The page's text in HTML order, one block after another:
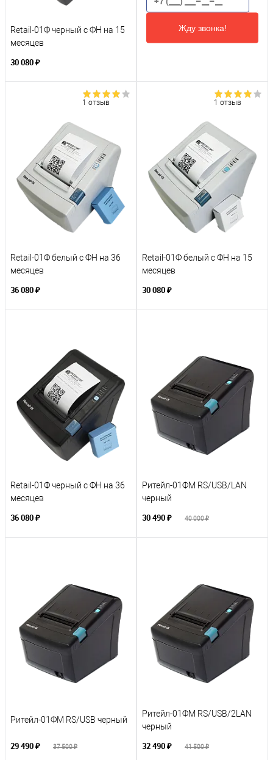
Retail-01Ф черный с ФН на 15
месяцев
30 080 ₽
Жду звонка!
1 отзыв
Retail-01Ф белый с ФН на 36
месяцев
36 080 ₽
1 отзыв
Retail-01Ф белый с ФН на 15
месяцев
30 080 ₽
Retail-01Ф черный с ФН на 36
месяцев
36 080 ₽
Ритейл-01ФМ RS/USB/LAN
черный
30 490 ₽ 40 000 ₽
Ритейл-01ФМ RS/USB черный
29 490 ₽ 37 500 ₽
Ритейл-01ФМ RS/USB/2LAN
черный
32 490 ₽ 41 500 ₽